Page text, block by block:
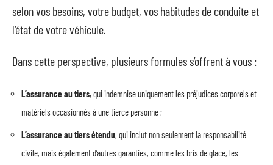
selon vos besoins, votre budget, vos habitudes de conduite et
l’état de votre véhicule.
Dans cette perspective, plusieurs formules s’offrent à vous :
L’assurance au tiers, qui indemnise uniquement les préjudices corporels et
matériels occasionnés à une tierce personne ;
L’assurance au tiers étendu, qui inclut non seulement la responsabilité
civile, mais également d’autres garanties, comme les bris de glace, les